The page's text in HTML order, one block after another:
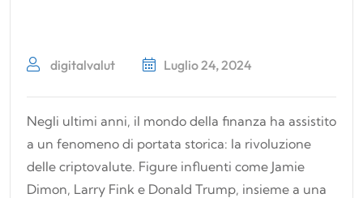
digitalvalut Luglio 24, 2024
Negli ultimi anni, il mondo della finanza ha assistito
a un fenomeno di portata storica: la rivoluzione
delle criptovalute. Figure influenti come Jamie
Dimon, Larry Fink e Donald Trump, insieme a una